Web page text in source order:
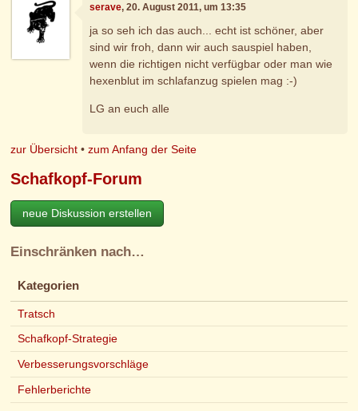
serave, 20. August 2011, um 13:35
ja so seh ich das auch... echt ist schöner, aber
sind wir froh, dann wir auch sauspiel haben,
wenn die richtigen nicht verfügbar oder man wie
hexenblut im schlafanzug spielen mag :-)
LG an euch alle
zur Übersicht •zum Anfang der Seite
Schafkopf-Forum
neue Diskussion erstellen
Einschränken nach…
Kategorien
Tratsch
Schafkopf-Strategie
Verbesserungsvorschläge
Fehlerberichte